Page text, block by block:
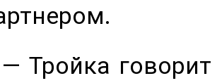
— Тройка